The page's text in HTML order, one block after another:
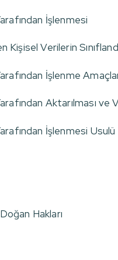
İşlenmesi
Verilerin
İşlenme
Aktarılması ve
İşlenmesi Usulü
Hakları